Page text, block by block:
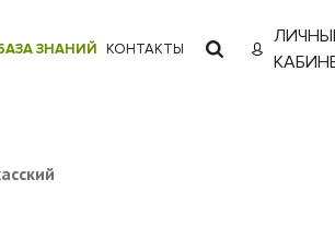
ЗНАНИЙ КОНТАКТЫ